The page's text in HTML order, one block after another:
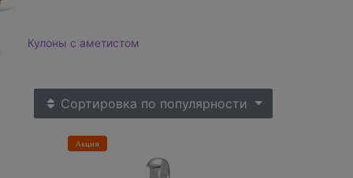
Кулоны с аметистом
Сортировка по популярности
Акция